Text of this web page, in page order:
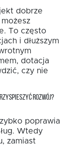
dobrze
To często
i dłuższym
dotacja
czy nie
ROZWÓJ?
poprawia
Wtedy
zamiast